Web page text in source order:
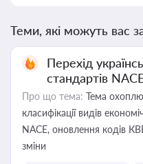
Теми, які можуть вас
Перехід
стандартів
Про що тема: Тема
класифікації видів
NACE, оновлення кодів
зміни